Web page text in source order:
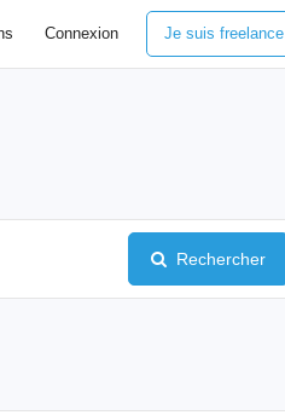
Connexion Je suis freelance
Rechercher